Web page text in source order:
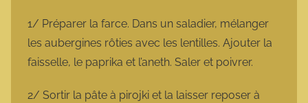
1/ Préparer la farce. Dans un saladier, mélanger
les aubergines rôties avec les lentilles. Ajouter la
faisselle, le paprika et l’aneth. Saler et poivrer.
2/ Sortir la pâte à pirojki et la laisser reposer à